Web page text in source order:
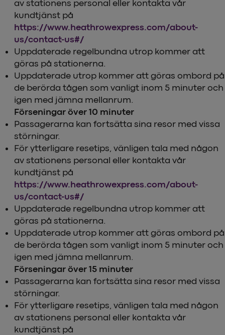
av stationens personal eller kontakta vår
kundtjänst på
https://www.heathrowexpress.com/about-
us/contact-us#/
Uppdaterade regelbundna utrop kommer att
göras på stationerna.
Uppdaterade utrop kommer att göras ombord på
de berörda tågen som vanligt inom 5 minuter och
igen med jämna mellanrum.
Förseningar över 10 minuter
Passagerarna kan fortsätta sina resor med vissa
störningar.
För ytterligare resetips, vänligen tala med någon
av stationens personal eller kontakta vår
kundtjänst på
https://www.heathrowexpress.com/about-
us/contact-us#/
Uppdaterade regelbundna utrop kommer att
göras på stationerna.
Uppdaterade utrop kommer att göras ombord på
de berörda tågen som vanligt inom 5 minuter och
igen med jämna mellanrum.
Förseningar över 15 minuter
Passagerarna kan fortsätta sina resor med vissa
störningar.
För ytterligare resetips, vänligen tala med någon
av stationens personal eller kontakta vår
kundtjänst på